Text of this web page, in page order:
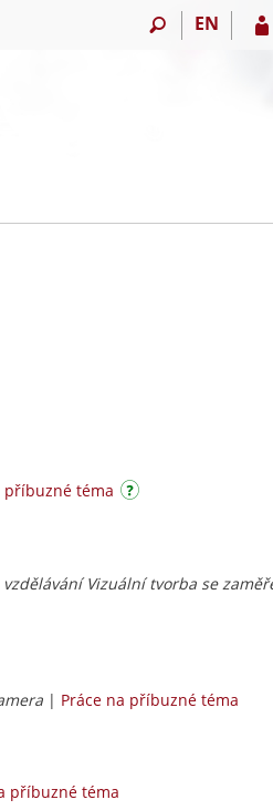
EN
příbuzné téma
Vizuální tvorba se
| Práce na příbuzné téma
příbuzné téma